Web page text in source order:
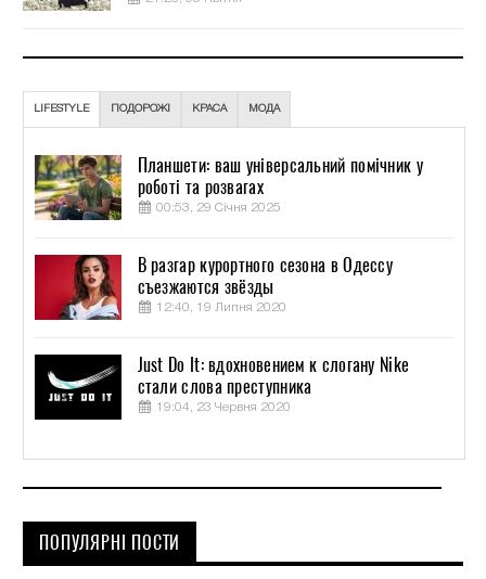
LIFESTYLE ПОДОРОЖІ КРАСА МОДА
Планшети: ваш універсальний помічник у
роботі та розвагах
00:53, 29 Січня 2025
В разгар курортного сезона в Одессу
съезжаются звёзды
12:40, 19 Липня 2020
Just Do It: вдохновением к слогану Nike
стали слова преступника
19:04, 23 Червня 2020
ПОПУЛЯРНІ ПОСТИ